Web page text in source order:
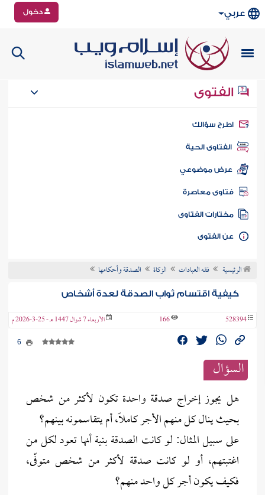
عربي دخول
الفتوى
سؤالك
الفتاوى الحية
عرض موضوعي
فتاوى معاصرة
مختارات الفتاوى
الفتوى
الرئيسية فقه العبادات الزكاة الصدقة وأحكامها
كيفية اقتسام ثواب الصدقة لعدة أشخاص
528394
166 الأربعاء 7 شوال 1447 هـ - 25-3-2026 م
السؤال
هل يجوز إخراج صدقة واحدة تكون لأكثر من شخص
بحيث ينال كل منهم الأجر كاملاً، أم يتقاسمونه بينهم؟
على سبيل المثال: لو كانت الصدقة بنية أنها تعود لكل من
اغتبتهم، أو لو كانت صدقة لأكثر من شخص متوفّى،
فكيف يكون أجر كل واحد منهم؟